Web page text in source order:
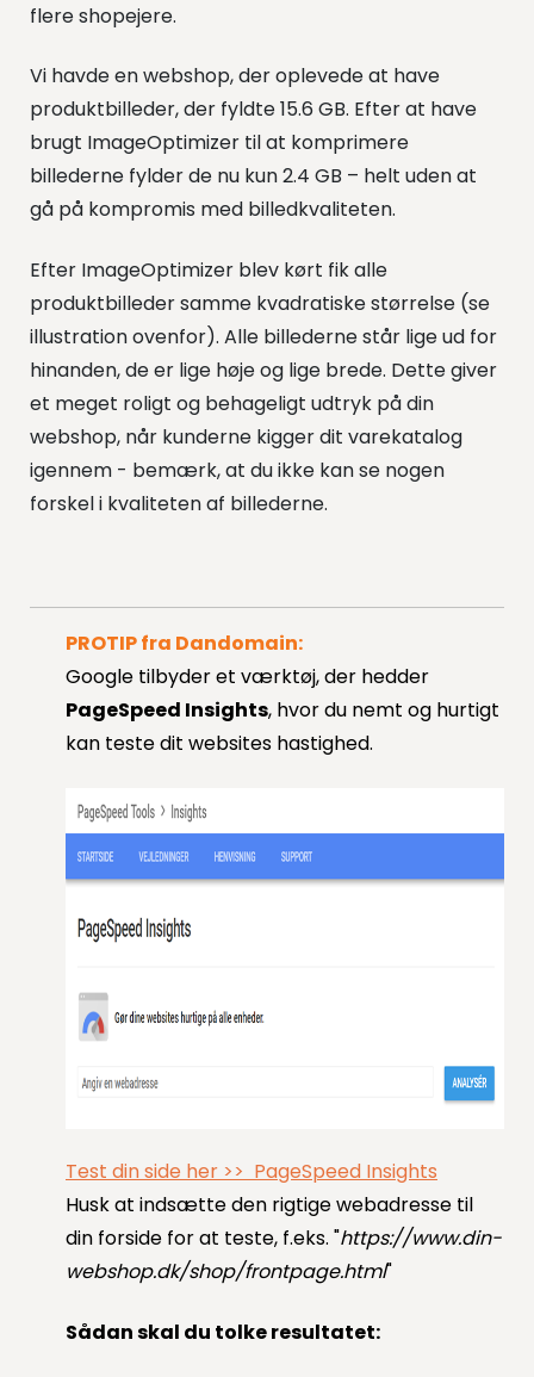
flere shopejere.
Vi havde en webshop, der oplevede at have
produktbilleder, der fyldte 15.6 GB. Efter at have
brugt ImageOptimizer til at komprimere
billederne fylder de nu kun 2.4 GB – helt uden at
gå på kompromis med billedkvaliteten.
Efter ImageOptimizer blev kørt fik alle
produktbilleder samme kvadratiske størrelse (se
illustration ovenfor). Alle billederne står lige ud for
hinanden, de er lige høje og lige brede. Dette giver
et meget roligt og behageligt udtryk på din
webshop, når kunderne kigger dit varekatalog
igennem - bemærk, at du ikke kan se nogen
forskel i kvaliteten af billederne.
PROTIP fra Dandomain:
Google tilbyder et værktøj, der hedder
PageSpeed Insights, hvor du nemt og hurtigt
kan teste dit websites hastighed.
Test din side her >> PageSpeed Insights
Husk at indsætte den rigtige webadresse til
din forside for at teste, f.eks. "https://www.din-
webshop.dk/shop/frontpage.html"
Sådan skal du tolke resultatet: